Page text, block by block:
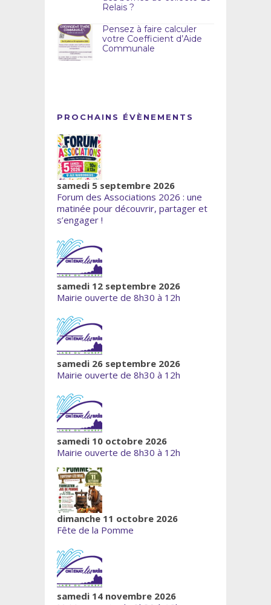
Relais ?
Pensez à faire calculer
votre Coefficient d’Aide
Communale
PROCHAINS ÉVÈNEMENTS
samedi 5 septembre 2026
Forum des Associations 2026 : une
matinée pour découvrir, partager et
s’engager !
samedi 12 septembre 2026
Mairie ouverte de 8h30 à 12h
samedi 26 septembre 2026
Mairie ouverte de 8h30 à 12h
samedi 10 octobre 2026
Mairie ouverte de 8h30 à 12h
dimanche 11 octobre 2026
Fête de la Pomme
samedi 14 novembre 2026